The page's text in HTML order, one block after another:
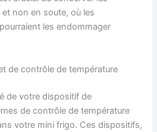
non en soute, où les
les endommager
de contrôle de température
de votre dispositif de
de contrôle de température
votre mini frigo. Ces dispositifs,